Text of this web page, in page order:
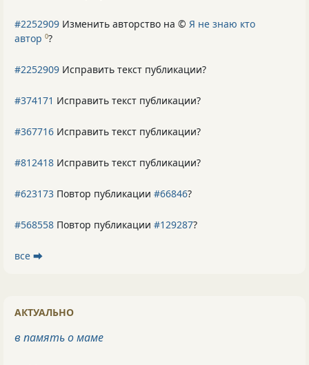
#2252909 Изменить авторство на © Я не знаю кто
автор 0?
#2252909 Исправить текст публикации?
#374171 Исправить текст публикации?
#367716 Исправить текст публикации?
#812418 Исправить текст публикации?
#623173 Повтор публикации #66846?
#568558 Повтор публикации #129287?
все ⮕
АКТУАЛЬНО
в память о маме